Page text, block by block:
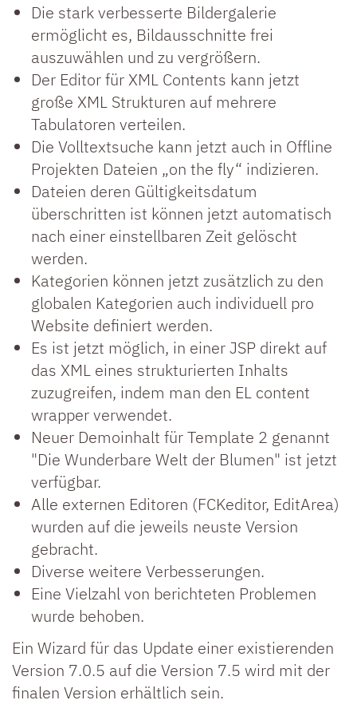
Die stark verbesserte Bildergalerie
ermöglicht es, Bildausschnitte frei
auszuwählen und zu vergrößern.
Der Editor für XML Contents kann jetzt
große XML Strukturen auf mehrere
Tabulatoren verteilen.
Die Volltextsuche kann jetzt auch in Offline
Projekten Dateien „on the fly“ indizieren.
Dateien deren Gültigkeitsdatum
überschritten ist können jetzt automatisch
nach einer einstellbaren Zeit gelöscht
werden.
Kategorien können jetzt zusätzlich zu den
globalen Kategorien auch individuell pro
Website definiert werden.
Es ist jetzt möglich, in einer JSP direkt auf
das XML eines strukturierten Inhalts
zuzugreifen, indem man den EL content
wrapper verwendet.
Neuer Demoinhalt für Template 2 genannt
"Die Wunderbare Welt der Blumen" ist jetzt
verfügbar.
Alle externen Editoren (FCKeditor, EditArea)
wurden auf die jeweils neuste Version
gebracht.
Diverse weitere Verbesserungen.
Eine Vielzahl von berichteten Problemen
wurde behoben.
Ein Wizard für das Update einer existierenden
Version 7.0.5 auf die Version 7.5 wird mit der
finalen Version erhältlich sein.